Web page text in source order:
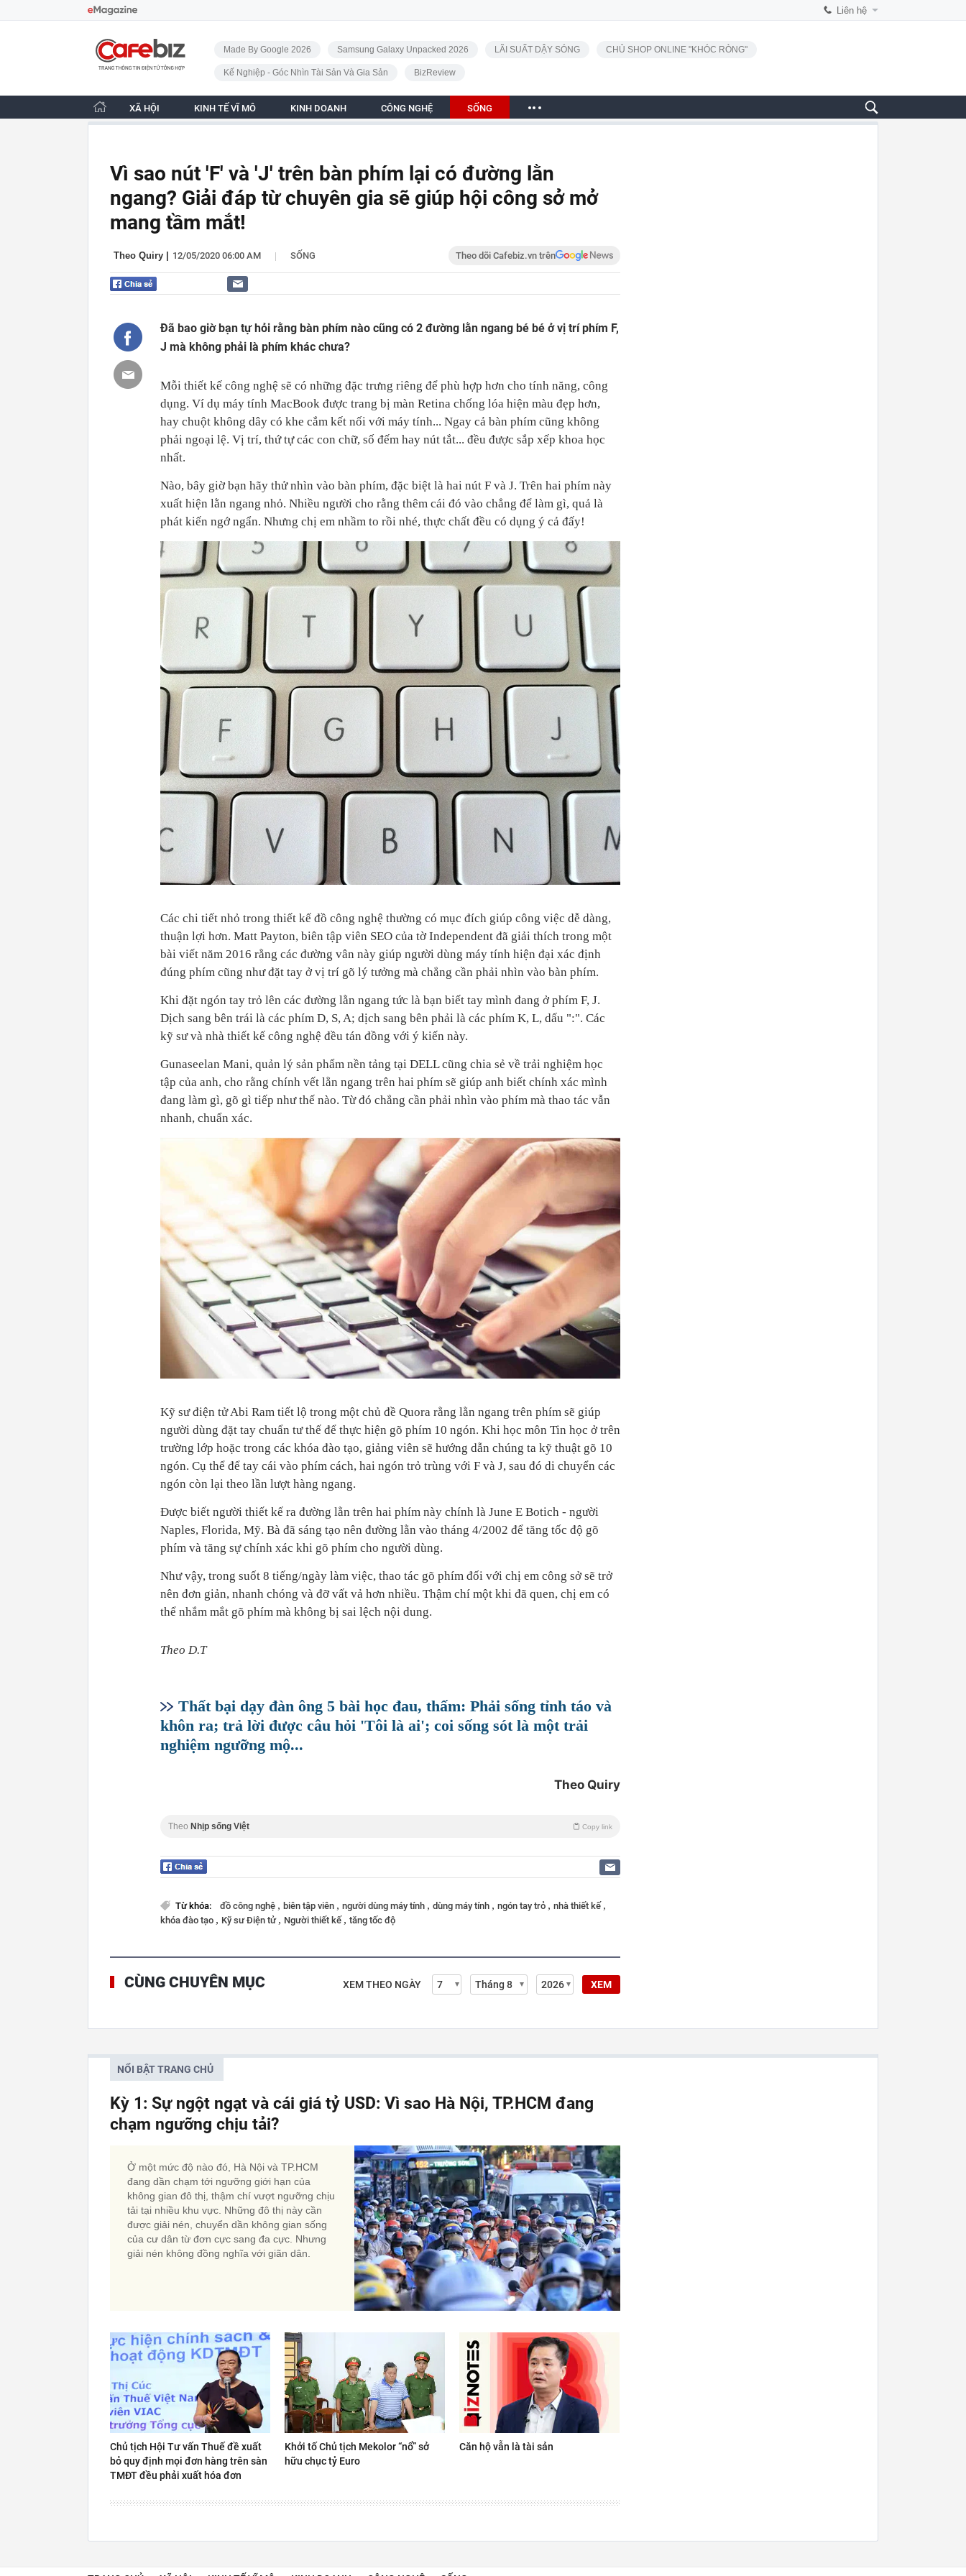
Liên hệ
CafeBiz - Trang chủ
Made By Google 2026 Samsung Galaxy Unpacked 2026 LÃI SUẤT DẬY SÓNG CHỦ SHOP ONLINE "KHÓC RÒNG"
Kế Nghiệp - Góc Nhìn Tài Sản Và Gia Sản BizReview
XÃ HỘI KINH TẾ VĨ MÔ KINH DOANH CÔNG NGHỆ SỐNG
Vì sao nút 'F' và 'J' trên bàn phím lại có đường lằn
ngang? Giải đáp từ chuyên gia sẽ giúp hội công sở mở
mang tầm mắt!
Theo Quiry 12/05/2020 06:00 AM | SỐNG Theo dõi Cafebiz.vn trên
Đã bao giờ bạn tự hỏi rằng bàn phím nào cũng có 2 đường lằn ngang bé bé ở vị trí phím F,
J mà không phải là phím khác chưa?
Mỗi thiết kế công nghệ sẽ có những đặc trưng riêng để phù hợp hơn cho tính năng, công
dụng. Ví dụ máy tính MacBook được trang bị màn Retina chống lóa hiện màu đẹp hơn,
hay chuột không dây có khe cắm kết nối với máy tính... Ngay cả bàn phím cũng không
phải ngoại lệ. Vị trí, thứ tự các con chữ, số đếm hay nút tắt... đều được sắp xếp khoa học
nhất.
Nào, bây giờ bạn hãy thử nhìn vào bàn phím, đặc biệt là hai nút F và J. Trên hai phím này
xuất hiện lằn ngang nhỏ. Nhiều người cho rằng thêm cái đó vào chẳng để làm gì, quả là
phát kiến ngớ ngẩn. Nhưng chị em nhầm to rồi nhé, thực chất đều có dụng ý cả đấy!
Các chi tiết nhỏ trong thiết kế đồ công nghệ thường có mục đích giúp công việc dễ dàng,
thuận lợi hơn. Matt Payton, biên tập viên SEO của tờ Independent đã giải thích trong một
bài viết năm 2016 rằng các đường vân này giúp người dùng máy tính hiện đại xác định
đúng phím cũng như đặt tay ở vị trí gõ lý tưởng mà chẳng cần phải nhìn vào bàn phím.
Khi đặt ngón tay trỏ lên các đường lằn ngang tức là bạn biết tay mình đang ở phím F, J.
Dịch sang bên trái là các phím D, S, A; dịch sang bên phải là các phím K, L, dấu ":". Các
kỹ sư và nhà thiết kế công nghệ đều tán đồng với ý kiến này.
Gunaseelan Mani, quản lý sản phẩm nền tảng tại DELL cũng chia sẻ về trải nghiệm học
tập của anh, cho rằng chính vết lằn ngang trên hai phím sẽ giúp anh biết chính xác mình
đang làm gì, gõ gì tiếp như thế nào. Từ đó chẳng cần phải nhìn vào phím mà thao tác vẫn
nhanh, chuẩn xác.
Kỹ sư điện tử Abi Ram tiết lộ trong một chủ đề Quora rằng lằn ngang trên phím sẽ giúp
người dùng đặt tay chuẩn tư thế để thực hiện gõ phím 10 ngón. Khi học môn Tin học ở trên
trường lớp hoặc trong các khóa đào tạo, giảng viên sẽ hướng dẫn chúng ta kỹ thuật gõ 10
ngón. Cụ thể để tay cái vào phím cách, hai ngón trỏ trùng với F và J, sau đó di chuyển các
ngón còn lại theo lần lượt hàng ngang.
Được biết người thiết kế ra đường lằn trên hai phím này chính là June E Botich - người
Naples, Florida, Mỹ. Bà đã sáng tạo nên đường lằn vào tháng 4/2002 để tăng tốc độ gõ
phím và tăng sự chính xác khi gõ phím cho người dùng.
Như vậy, trong suốt 8 tiếng/ngày làm việc, thao tác gõ phím đối với chị em công sở sẽ trở
nên đơn giản, nhanh chóng và đỡ vất vả hơn nhiều. Thậm chí một khi đã quen, chị em có
thể nhắm mắt gõ phím mà không bị sai lệch nội dung.
Theo D.T
Thất bại dạy đàn ông 5 bài học đau, thấm: Phải sống tỉnh táo và
khôn ra; trả lời được câu hỏi 'Tôi là ai'; coi sống sót là một trải
nghiệm ngưỡng mộ...
Theo Quiry
Theo Nhịp sống Việt Copy link
Từ khóa: đồ công nghệ , biên tập viên , người dùng máy tính , dùng máy tính , ngón tay trỏ , nhà thiết kế ,
khóa đào tạo , Kỹ sư Điện tử , Người thiết kế , tăng tốc độ
CÙNG CHUYÊN MỤC XEM THEO NGÀY XEM
NỔI BẬT TRANG CHỦ
Kỳ 1: Sự ngột ngạt và cái giá tỷ USD: Vì sao Hà Nội, TP.HCM đang
chạm ngưỡng chịu tải?
Ở một mức độ nào đó, Hà Nội và TP.HCM
đang dần chạm tới ngưỡng giới hạn của
không gian đô thị, thậm chí vượt ngưỡng chịu
tải tại nhiều khu vực. Những đô thị này cần
được giải nén, chuyển dần không gian sống
của cư dân từ đơn cực sang đa cực. Nhưng
giải nén không đồng nghĩa với giãn dân.
Chủ tịch Hội Tư vấn Thuế đề xuất
bỏ quy định mọi đơn hàng trên sàn
TMĐT đều phải xuất hóa đơn
Khởi tố Chủ tịch Mekolor “nổ” sở
hữu chục tỷ Euro
Căn hộ vẫn là tài sản